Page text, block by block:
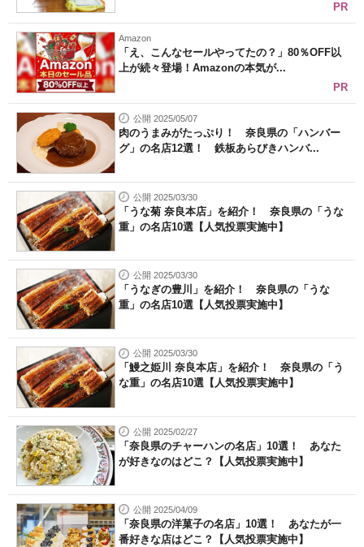
PR
Amazon
「え、こんなセールやってたの？」80％OFF以
上が続々登場！Amazonの本気が...
PR
公開 2025/05/07
肉のうまみがたっぷり！ 奈良県の「ハンバー
グ」の名店12選！ 鉄板あらびきハンバ...
公開 2025/03/30
「うな菊 奈良本店」を紹介！ 奈良県の「うな
重」の名店10選【人気投票実施中】
公開 2025/03/30
「うなぎの豊川」を紹介！ 奈良県の「うな
重」の名店10選【人気投票実施中】
公開 2025/03/30
「鰻之姫川 奈良本店」を紹介！ 奈良県の「う
な重」の名店10選【人気投票実施中】
公開 2025/02/27
「奈良県のチャーハンの名店」10選！ あなた
が好きなのはどこ？【人気投票実施中】
公開 2025/04/09
「奈良県の洋菓子の名店」10選！ あなたが一
番好きな店はどこ？【人気投票実施中】